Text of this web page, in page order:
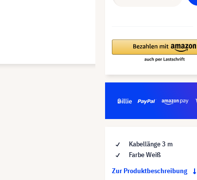
Kabellänge 3 m
Farbe Weiß
Zur Produktbeschreibung